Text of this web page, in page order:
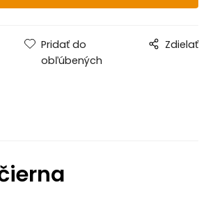
Pridať do
obľúbených
Zdielať